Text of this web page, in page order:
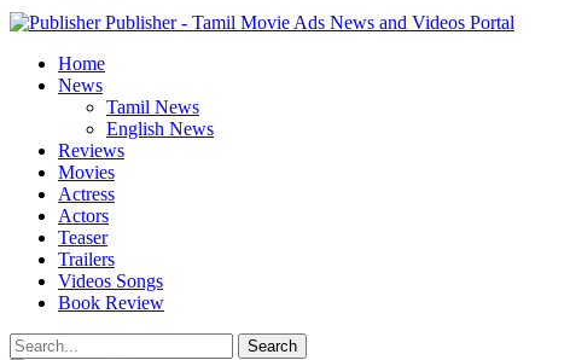
Publisher - Tamil Movie Ads News and Videos Portal
Home
News
Tamil News
English News
Reviews
Movies
Actress
Actors
Teaser
Trailers
Videos Songs
Book Review